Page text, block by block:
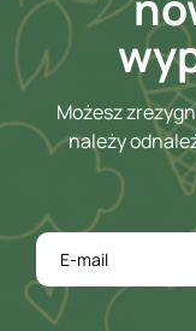
Możesz
należy